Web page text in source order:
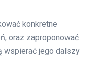
konkretne
oraz zaproponować
wspierać jego dalszy